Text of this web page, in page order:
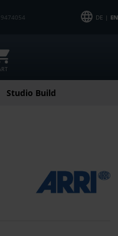
DE | EN
Studio Build